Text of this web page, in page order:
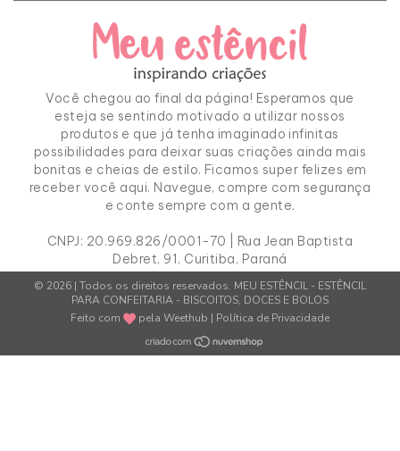
Você chegou ao final da página! Esperamos que
esteja se sentindo motivado a utilizar nossos
produtos e que já tenha imaginado infinitas
possibilidades para deixar suas criações ainda mais
bonitas e cheias de estilo. Ficamos super felizes em
receber você aqui. Navegue, compre com segurança
e conte sempre com a gente.
CNPJ: 20.969.826/0001-70 | Rua Jean Baptista
Debret, 91, Curitiba, Paraná
© 2026 | Todos os direitos reservados. MEU ESTÊNCIL - ESTÊNCIL
PARA CONFEITARIA - BISCOITOS, DOCES E BOLOS
Feito com
pela Weethub | Política de Privacidade